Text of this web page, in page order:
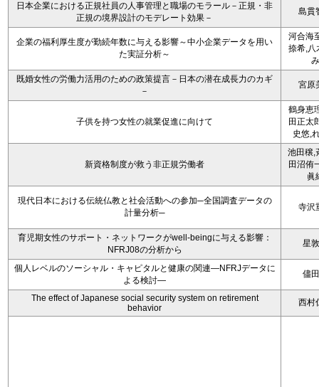
日本企業における正規社員の人事管理と職場のモラール－正規・非
正規の境界設計のモデレート効果－
島貫
企業の福利厚生度が勤続年数に与える影響～中小企業データを用い
た実証分析～
河合海
捺希,八
み
既婚女性の労働力活用のための政策提言－日本の潜在成長力のカギ
－
宮原
子供を持つ女性の就業促進に向けて
鶴身恵
田正太
史悠,
新資格制度が救う非正規労働者
池田穣,
田沼侑
眞
現代日本における伝統仏教と社会活動への参加─全国調査データの
計量分析─
寺沢
育児期女性のサポート・ネットワークがwell-beingに与える影響：
NFRJ08の分析から
星
個人レベルのソーシャル・キャピタルと健康の関連―NFRJデータに
よる検討―
儘
The effect of Japanese social security system on retirement
behavior
西村